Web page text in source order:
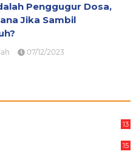
Penggugur Dosa,
Jika Sambil
07/12/2023
13
15